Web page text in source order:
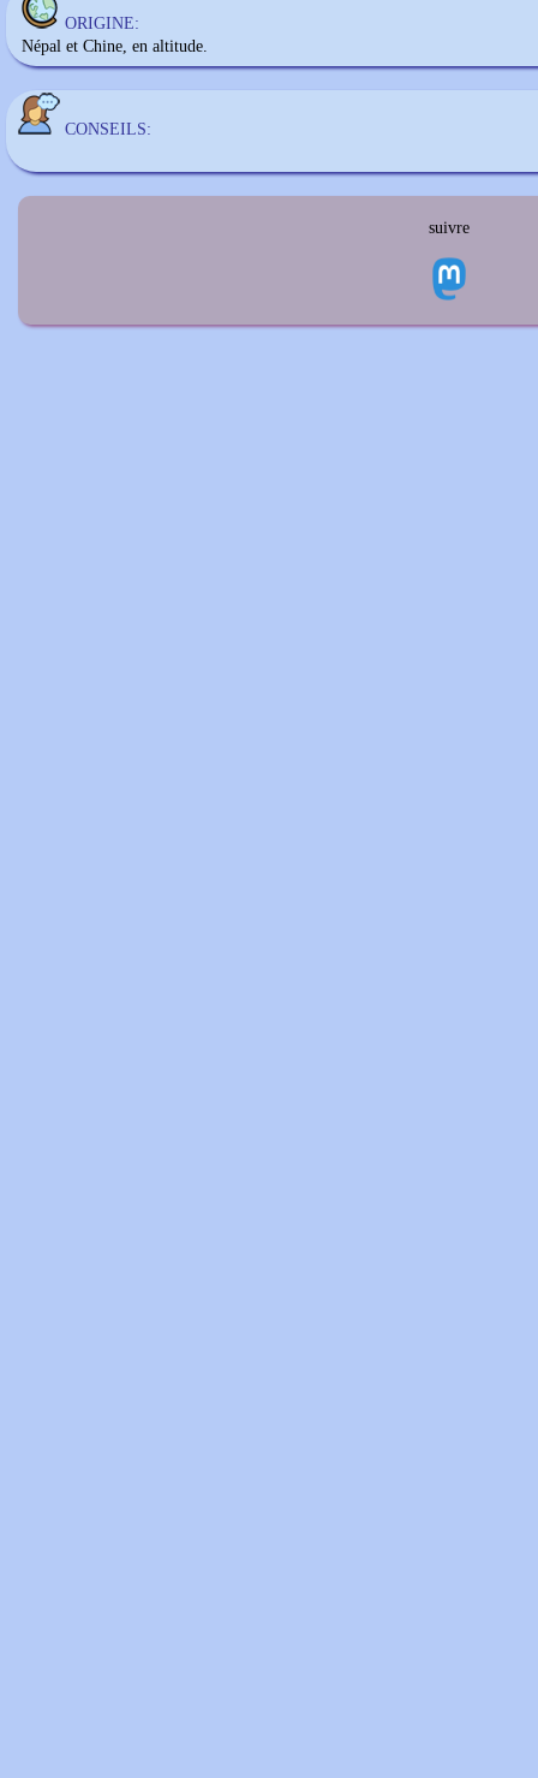
ORIGINE:
Népal et Chine, en altitude.
CONSEILS:
suivre